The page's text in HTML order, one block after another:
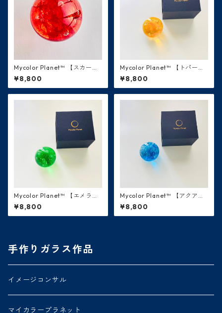
Mycolor Planet™ 【スカーレ
ット・赤】火星
¥8,800
Mycolor Planet™ 【トパー
ズ・橙色】金星
¥8,800
Mycolor Planet™ 【エメラル
ド・緑】木星
¥8,800
Mycolor Planet™ 【アクア・
青】 水星
¥8,800
手作りガラス作品
イメージコンサル
マイカラープラネット